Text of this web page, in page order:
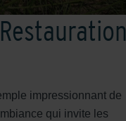
impressionnant de
qui invite les